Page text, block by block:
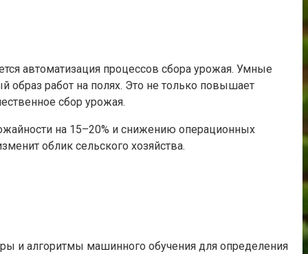
автоматизация процессов сбора урожая. Умные
работ на полях. Это не только повышает
сбор урожая.
на 15–20% и снижению операционных
облик сельского хозяйства.
и алгоритмы машинного обучения для определения